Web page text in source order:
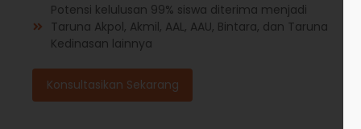
Potensi kelulusan 99% siswa diterima menjadi
Taruna Akpol, Akmil, AAL, AAU, Bintara, dan Taruna
Kedinasan lainnya
Konsultasikan Sekarang